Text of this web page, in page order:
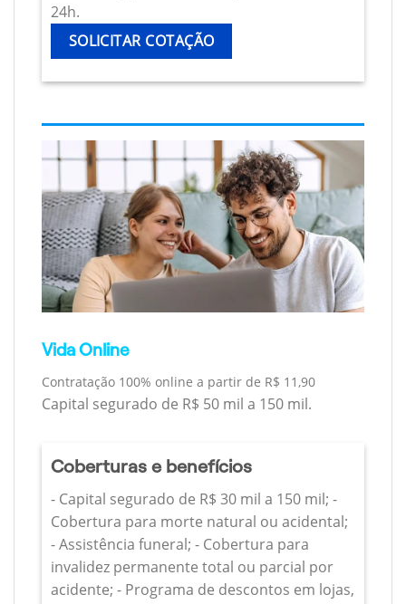
24h.
SOLICITAR COTAÇÃO
Vida Online
Contratação 100% online a partir de R$ 11,90
Capital segurado de R$ 50 mil a 150 mil.
Coberturas e benefícios
- Capital segurado de R$ 30 mil a 150 mil; -
Cobertura para morte natural ou acidental;
- Assistência funeral; - Cobertura para
invalidez permanente total ou parcial por
acidente; - Programa de descontos em lojas,